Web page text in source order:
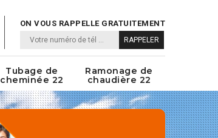
ON VOUS RAPPELLE GRATUITEMENT
Tubage de
cheminée 22
Ramonage de
chaudière 22